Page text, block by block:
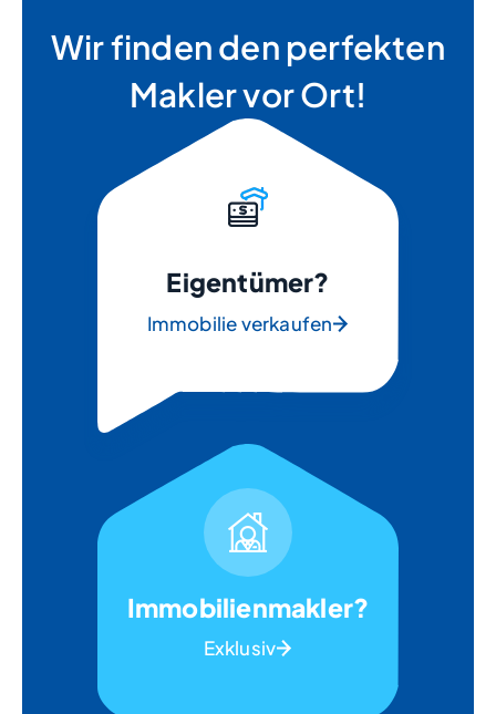
Wir finden den perfekten
Makler vor Ort!
Eigentümer?
Immobilie verkaufen
Immobilienmakler?
Exklusiv